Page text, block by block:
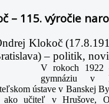
– 115. výročie
Klokoč
– politik,
V rokoch 1922
gymnáziu v
ústave v Banskej
učiteľ v Hrušove,